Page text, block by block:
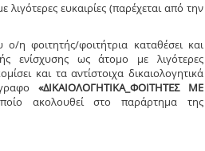
λιγότερες ευκαιρίες (παρέχεται από την
η φοιτητής/φοιτήτρια καταθέσει και
ενίσχυσης ως άτομο με λιγότερες
και τα αντίστοιχα δικαιολογητικά
«ΔΙΚΑΙΟΛΟΓΗΤΙΚΑ_ΦΟΙΤΗΤΕΣ ΜΕ
ακολουθεί στο παράρτημα της